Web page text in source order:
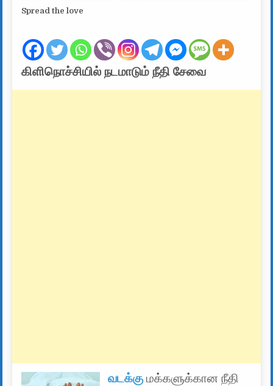
Spread the love
கிளிநொச்சியில் நடமாடும் நீதி சேவை
வடக்குமக்களுக்கான நீதி